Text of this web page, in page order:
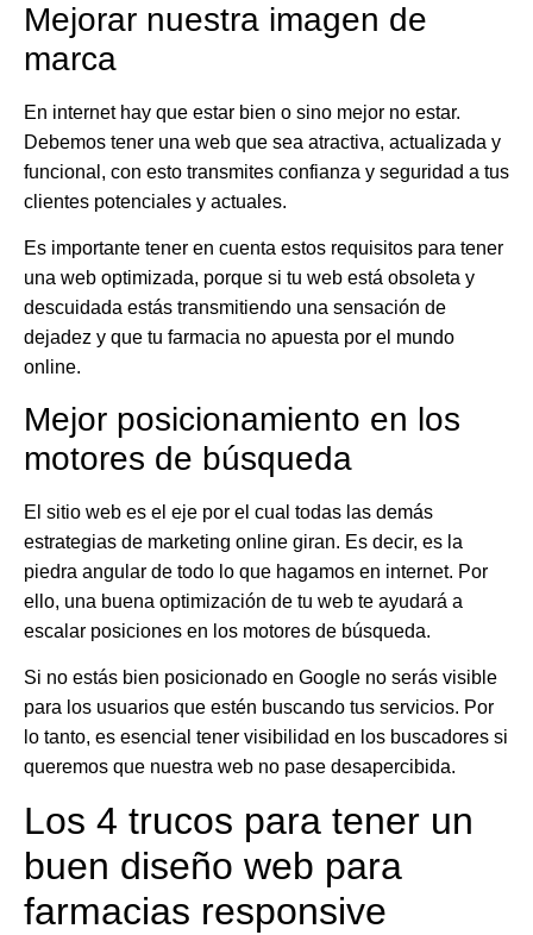
Mejorar nuestra imagen de
marca
En internet hay que estar bien o sino mejor no estar.
Debemos tener una web que sea atractiva, actualizada y
funcional , con esto transmites confianza y seguridad a tus
clientes potenciales y actuales.
Es importante tener en cuenta estos requisitos para tener
una web optimizada, porque si tu web está obsoleta y
descuidada estás transmitiendo una sensación de
dejadez y que tu farmacia no apuesta por el mundo
online.
Mejor posicionamiento en los
motores de búsqueda
El sitio web es el eje por el cual todas las demás
estrategias de marketing online giran. Es decir, es la
piedra angular de todo lo que hagamos en internet. Por
ello, una buena optimización de tu web te ayudará a
escalar posiciones en los motores de búsqueda.
Si no estás bien posicionado en Google no serás visible
para los usuarios que estén buscando tus servicios. Por
lo tanto, es esencial tener visibilidad en los buscadores si
queremos que nuestra web no pase desapercibida.
Los 4 trucos para tener un
buen diseño web para
farmacias responsive